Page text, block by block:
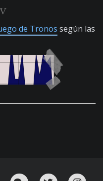
de Tronos según las
canal en Telegram!
Oink! TV Charla con nosotros
Twitter